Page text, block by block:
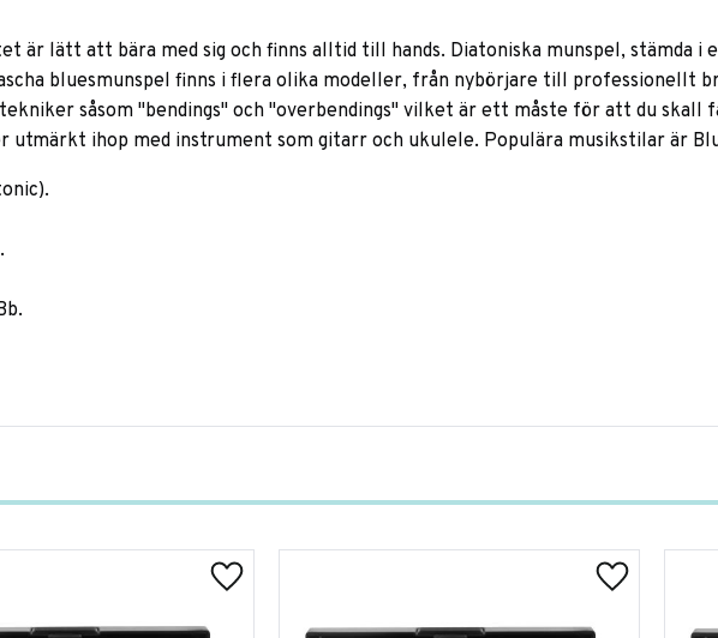
är lätt att bära med sig och finns alltid till hands. Diatoniska munspel, stämda i
bluesmunspel finns i flera olika modeller, från nybörjare till professionellt
såsom "bendings" och "overbendings" vilket är ett måste för att du skall
ihop med instrument som gitarr och ukulele. Populära musikstilar är